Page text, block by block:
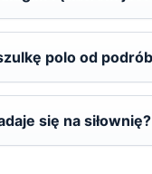
polo od
się na siłownię?